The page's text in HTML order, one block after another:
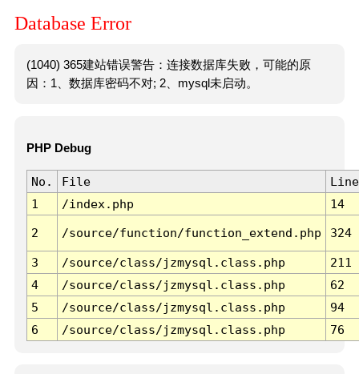
Database Error
(1040) 365建站错误警告：连接数据库失败，可能的原
因：1、数据库密码不对; 2、mysql未启动。
PHP Debug
No. File
Line
1
/index.php 14
2 /source/function/function_extend.php 324
3 /source/class/jzmysql.class.php
211
4
/source/class/jzmysql.class.php
62
5
/source/class/jzmysql.class.php
94
6
/source/class/jzmysql.class.php 76